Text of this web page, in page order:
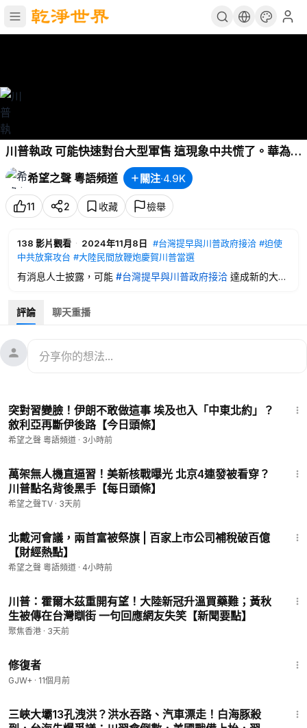
川普執政 可能快速對台大型軍售 這現象中共慌了。華為
試圖以3倍薪水挖走台積電員工《國際風雲》
希望之聲 粵語頻道
關注·4.9K
11 2 收藏 檢舉
138 影片觀看 · 2024年11月8日 #台灣提早與川普政府接洽 #迫使
中共放棄攻台 #大陸民間放鞭炮慶賀川普當選
有消息人士披露，可能 #台灣提早與川普政府接洽 達成新的大筆
智選擇，台灣應承諾增國防支出。另有分析，川普不用出兵，一
招將
11月7日 内容提要：
中共威脅迫在眉睫 台生設計無人機模擬參戰
菲律賓批准購買40艘巡邏艇部署南海
以色列公民不敵金錢誘惑為伊朗效力被捕
希望之聲TV《國際風雲》節目，每天為您速遞中國、歐洲、北美
和國際上的最新消息和重大新聞。深入的專家解讀，精彩的實時
評論，為您理清新聞脈絡、讓您即時掌握大事件發展。
💟捐助我們 ►https://donorbox.org/soh-tv-2
🌻https://landing.mailerlite.com/webforms/landing/l0i0e3
（訂閱我們的新聞）
578-0088
🤝廣告合作洽談 ►soh-tv@soundofhope.org
㊙️爆料郵箱 ►sohtv99@gmail.com
希望之聲時事熱點粵語新聞頻道，隨時為您提供香港與中國大陸
等地和中美關係最新走向的熱點新聞。我們還會每日提供新聞直
評論 聊天重播
突對習變臉！伊朗不敢做這事 埃及也入「中東北約」？
敘利亞再斷伊後路【今日頭條】
希望之聲 粵語頻道 · 3小時前
萬架無人機直逼習！美新核戰曝光 北京4連發被看穿？
川普點名背後黑手【每日頭條】
希望之聲TV · 3天前
北戴河會議，兩首富被祭旗 | 百家上市公司補稅破百億
【財經熱點】
希望之聲 粵語頻道 · 4小時前
川普：霍爾木茲重開有望！大陸新冠升溫買藥難；黃秋
生被傳在台灣瞓街 一句回應網友失笑【新聞要點】
聚焦香港 · 3天前
修復者
GJW+ · 11個月前
三峽大壩13孔洩洪？洪水吞路、汽車漂走！白海豚殺